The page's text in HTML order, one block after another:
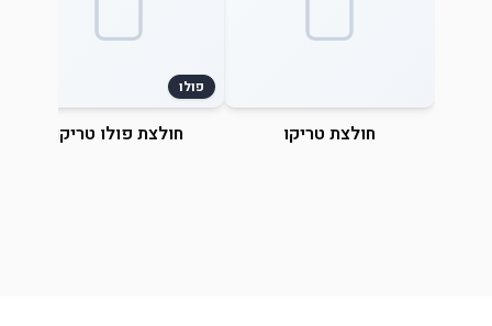
חולצת טריקו
פולו
חולצת פולו טריקו